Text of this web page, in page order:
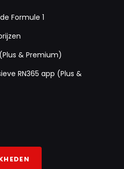
Formule 1
& Premium)
RN365 app (Plus &